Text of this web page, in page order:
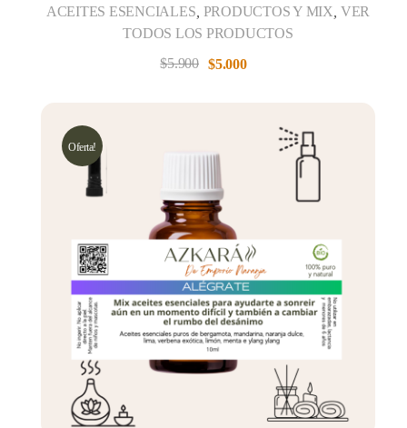
$5.000
$5.900
ACEITES ESENCIALES PRODUCTOS Y MIX VER
TODOS LOS PRODUCTOS
Oferta!